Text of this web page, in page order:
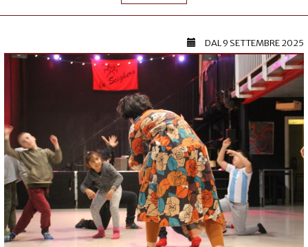
DAL9 SETTEMBRE 2025